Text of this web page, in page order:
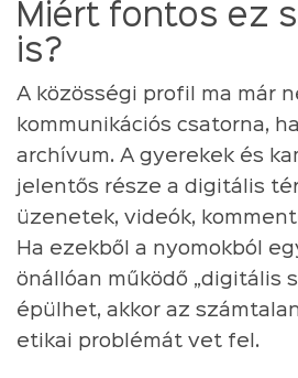
Miért fontos ez
is?
A közösségi profil ma már
kommunikációs csatorna,
archívum. A gyerekek és
jelentős része a digitális
üzenetek, videók,
Ha ezekből a nyomokból
önállóan működő „digitális
épülhet, akkor az
etikai problémát vet fel.